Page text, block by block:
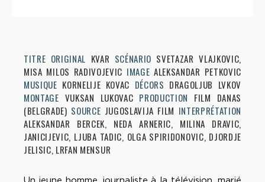
TITRE ORIGINAL KVAR SCÉNARIO SVETAZAR VLAJKOVIC,
MISA MILOS RADIVOJEVIC IMAGE ALEKSANDAR PETKOVIC
MUSIQUE KORNELIJE KOVAC DÉCORS DRAGOL­JUB LVKOV
MONTAGE VUKSAN LUKOVAC PRODUCTION FILM DANAS
(BELGRADE) SOURCE JUGOSLAVIJA FILM INTERPRÉTATION
ALEKSANDAR BERCEK, NEDA ARNERIC, MILINA DRAVIC,
JANICIJEVIC, LJUBA TADIC, OLGA SPIRIDONOVIC, DJORDJE
JELISIC, LRFAN MENSUR